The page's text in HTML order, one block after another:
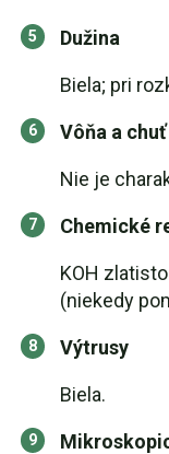
Dužina
Biela; pri
Vôňa a chuť
Nie je
Chemické
KOH
(niekedy
Výtrusy
Biela.